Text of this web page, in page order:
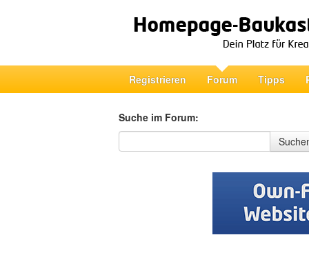
Registrieren Forum Tipps
Suche im Forum:
Suche im Forum